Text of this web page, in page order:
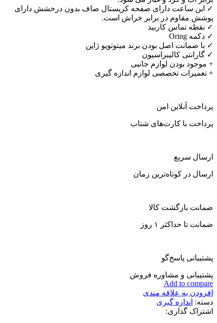
✓ این ساعت دارای صفحه کریستال صاف بدون درخشش دارای
پوشش مقاوم در برابر خراش است.
✓ نقطه تماس کاربید
✓ دکمه Oring
✓ با ضمانت اصل بودن برند میتوتویو ژاپن
✓ گارانتی کالیبراسیون
+ موجود بودن لوازم جانبی
+ تعمیرات تخصصی لوازم اندازه گیری
پرداخت آنلاین امن
پرداخت با کارت‌های شتاب
ارسال سریع
ارسال در کوتاه‌ترین زمان
ضمانت بازگشت کالا
ضمانت تا حداکثر ۱ روز
پشتیبانی پاسخ‌گو
پشتیبانی و مشاوره فروش
Add to compare
افزودن به علاقه مندی
دسته: اندازه گیری
اشتراک گذاری: